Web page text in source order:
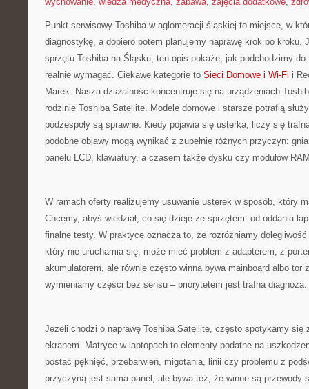
Punkt serwisowy Toshiba w aglomeracji śląskiej to miejsce, w
diagnostykę, a dopiero potem planujemy naprawę krok po kroku.
sprzętu Toshiba na Śląsku, ten opis pokaże, jak podchodzimy
realnie wymagać. Ciekawe kategorie to Sieci Domowe i Wi-Fi i
Marek. Nasza działalność koncentruje się na urządzeniach
rodzinie Toshiba Satellite. Modele domowe i starsze potrafią
podzespoły są sprawne. Kiedy pojawia się usterka, liczy się
podobne objawy mogą wynikać z zupełnie różnych przyczyn:
panelu LCD, klawiatury, a czasem także dysku czy modułów
W ramach oferty realizujemy usuwanie usterek w sposób, który
Chcemy, abyś wiedział, co się dzieje ze sprzętem: od oddania
finalne testy. W praktyce oznacza to, że rozróżniamy
który nie uruchamia się, może mieć problem z adapterem, z
akumulatorem, ale równie często winna bywa mainboard albo tor
wymieniamy części bez sensu – priorytetem jest trafna diagnoza.
Jeżeli chodzi o naprawę Toshiba Satellite, często spotykamy się
ekranem. Matryce w laptopach to elementy podatne na
postać pęknięć, przebarwień, migotania, linii czy problemu z
przyczyną jest sama panel, ale bywa też, że winne są przewody